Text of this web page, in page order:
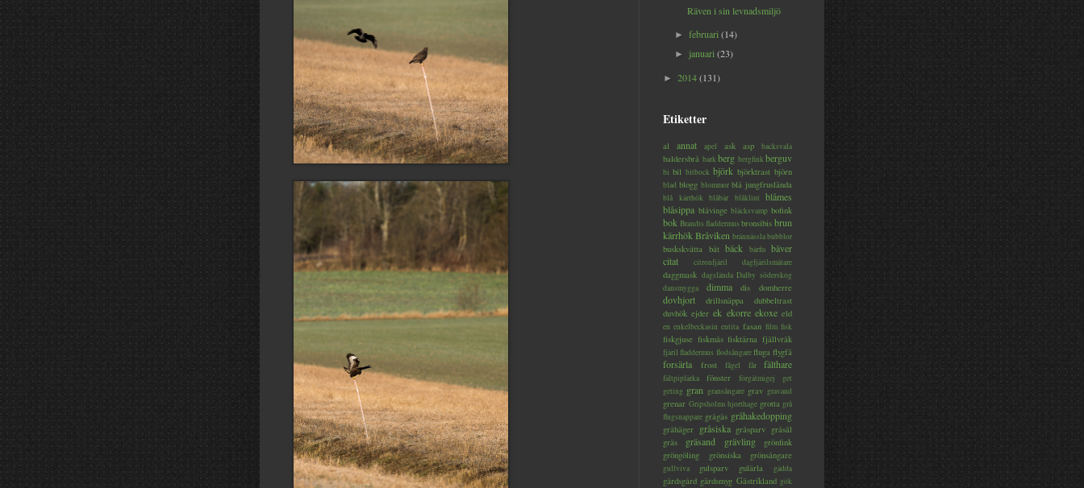
Räven i sin levnadsmiljö
►februari(14)
► januari(23)
► 2014(131)
Etiketter
al annat apel ask asp backsvala
baldersbrå barkberg bergfinkberguv
bi bil bitbock björk björktrast björn
blad blogg blommor blå jungfruslända
blå kärrhök blåbär blåklint
blåmes
blåsippa blåvinge bläcksvamp bofink
bok Brandts fladdermus bronsibis brun
kärrhökBråviken brännässlabubblor
buskskvätta båt bäck bärfis bäver
citat
citronfjäril dagfjärilsmätare
daggmask dagslända Dalby söderskog
dansmygga
dimma dis domherre
dovhjort drillsnäppa
dubbeltrast
duvhök ejder ek ekorre ekoxe eld
en enkelbeckasin entita fasan film fisk
fiskgjuse fiskmås fisktärna fjällvråk
fjäril fladdermus flodsångarefluga flygfä
forsärla frost fågel får fälthare
fältpiplärka fönster förgätmigej
get
geting gran gransångare grav gravand
grenar Gripsholms hjorthage grotta grå
flugsnappare grågås gråhakedopping
gråhäger gråsiska gråsparv gråsäl
gräs
gräsand grävling
grönfink
gröngöling
grönsiska grönsångare
gullviva gulsparv gulärla gädda
gärdsgård gärdsmyg Gästrikland gök